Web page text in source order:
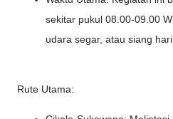
sekitar pukul 08.00-09.00
udara segar, atau siang
Rute Utama: